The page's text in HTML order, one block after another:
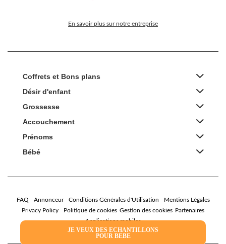
JE VEUX DES ECHANTILLONS
POUR BEBE
En savoir plus sur notre entreprise
Coffrets et Bons plans
Désir d'enfant
Grossesse
Accouchement
Prénoms
Bébé
FAQ Annonceur Conditions Générales d'Utilisation
Mentions Légales
Privacy Policy
Politique de cookies Gestion des cookies Partenaires
Applications mobiles